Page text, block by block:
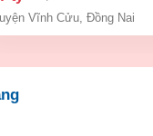
Vĩnh Cửu Đồng Nai